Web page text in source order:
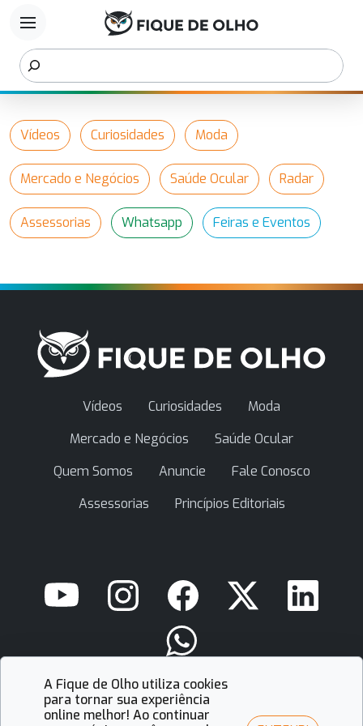
menu
Vídeos Curiosidades Moda
Mercado e Negócios Saúde Ocular Radar
Assessorias Whatsapp Feiras e Eventos
Vídeos Curiosidades
Moda
Mercado e Negócios
Saúde Ocular
Quem Somos
Anuncie
Fale Conosco
Assessorias
Princípios Editoriais
contato@fiquedeolho.com.br
A Fique de Olho utiliza cookies
para tornar sua experiência
online melhor! Ao continuar